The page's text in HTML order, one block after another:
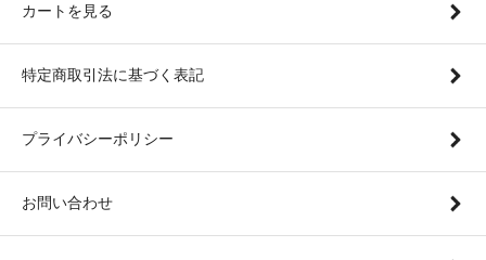
カートを見る
特定商取引法に基づく表記
プライバシーポリシー
お問い合わせ